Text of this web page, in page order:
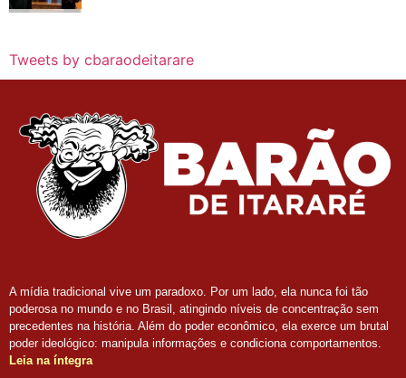
Tweets by cbaraodeitarare
A mídia tradicional vive um paradoxo. Por um lado, ela nunca foi tão
poderosa no mundo e no Brasil, atingindo níveis de concentração sem
precedentes na história. Além do poder econômico, ela exerce um brutal
poder ideológico: manipula informações e condiciona comportamentos.
Leia na íntegra